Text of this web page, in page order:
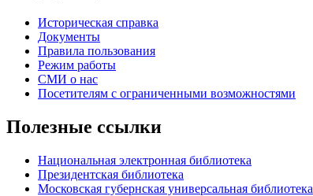
Историческая справка
Документы
Правила пользования
Режим работы
СМИ о нас
Посетителям с ограниченными возможностями
Полезные ссылки
Национальная электронная библиотека
Президентская библиотека
Московская губернская универсальная библиотека